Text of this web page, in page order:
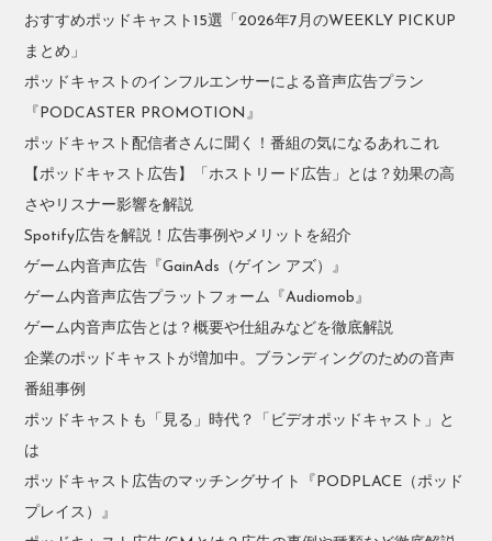
おすすめポッドキャスト15選「2026年7月のWEEKLY PICKUP
まとめ」
ポッドキャストのインフルエンサーによる音声広告プラン
『PODCASTER PROMOTION』
ポッドキャスト配信者さんに聞く！番組の気になるあれこれ
【ポッドキャスト広告】「ホストリード広告」とは？効果の高
さやリスナー影響を解説
Spotify広告を解説！広告事例やメリットを紹介
ゲーム内音声広告『GainAds（ゲイン アズ）』
ゲーム内音声広告プラットフォーム『Audiomob』
ゲーム内音声広告とは？概要や仕組みなどを徹底解説
企業のポッドキャストが増加中。ブランディングのための音声
番組事例
ポッドキャストも「見る」時代？「ビデオポッドキャスト」と
は
ポッドキャスト広告のマッチングサイト『PODPLACE（ポッド
プレイス）』